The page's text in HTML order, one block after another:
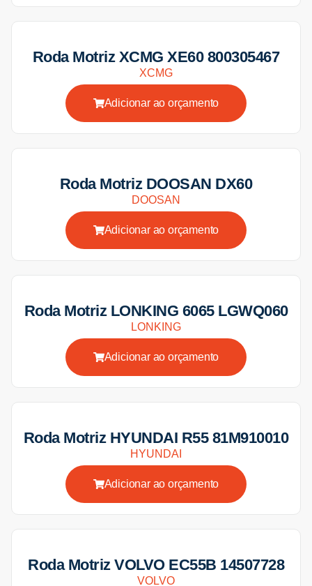
Roda Motriz XCMG XE60 800305467
XCMG
Adicionar ao orçamento
Roda Motriz DOOSAN DX60
DOOSAN
Adicionar ao orçamento
Roda Motriz LONKING 6065 LGWQ060
LONKING
Adicionar ao orçamento
Roda Motriz HYUNDAI R55 81M910010
HYUNDAI
Adicionar ao orçamento
Roda Motriz VOLVO EC55B 14507728
VOLVO